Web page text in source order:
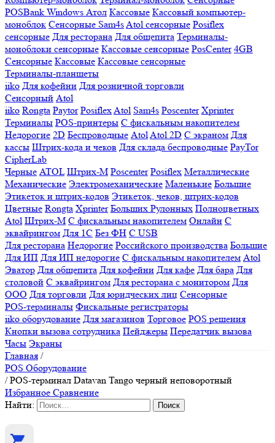
POSBank Windows Атол Кассовые Кассовый компьютер-
моноблок Сенсорные Sam4sAtol сенсорные Posiflex
сенсорные Для ресторана Для общепита Терминалы-
моноблоки сенсорные Кассовые сенсорные PosCenter 4GB
Сенсорные Кассовые Кассовые сенсорные
Терминалы-планшеты
iiko Для кофейни Для розничной торговли
Сенсорный Atol
iiko Rongta Paytor PosiflexAtol Sam4s Poscenter Xprinter
Терминалы POS-принтеры С фискальным накопителем
Недорогие 2D Беспроводные AtolAtol 2D С экраном Для
кассы Штрих-кода и чеков Для склада беспроводные PayTor
CipherLab
Черные ATOL Штрих-М Poscenter Posiflex Металлические
Механические Электромеханические Маленькие Большие
Этикеток и штрих-кодов Этикеток, чеков, штрих-кодов
Цветные Rongta Xprinter Больших Рулонных Полноцветных
Atol Штрих-М С фискальным накопителем Онлайн С
эквайрингом Для 1С Без ФН С USB
Для ресторана Недорогие Российского производства Большие
Для ИП Для ИП недорогие С фискальным накопителем Atol
Эватор Для общепита Для кофейни Для кафе Для бара Для
столовой С эквайрингом Для ресторана с монитором Для
ООО Для торговли Для юридческих лиц Сенсорные
POS-терминалы Фискальные регистраторы
iiko оборудование Для магазинов Торговое POS решения
Кнопки вызова сотрудника Пейджеры Передатчик вызова
Часы Экраны
Главная /
POS Оборудование
/POS-терминал Datavan Tango черный неповоротный
Избранное Сравнение
Найти: